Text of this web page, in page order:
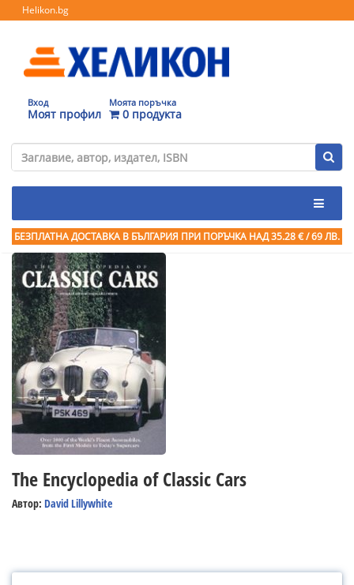
Helikon.bg
Вход
Моят профил
Моята поръчка
0 продукта
БЕЗПЛАТНА ДОСТАВКА В БЪЛГАРИЯ ПРИ ПОРЪЧКА НАД 35.28 € / 69 ЛВ.
The Encyclopedia of Classic Cars
Автор: David Lillywhite